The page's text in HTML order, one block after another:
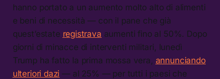
hanno portato a un aumento molto alto di alimenti
e beni di necessità — con il pane che già
quest’estate registrava aumenti fino al 50%. Dopo
giorni di minacce di interventi militari, lunedì
Trump ha fatto la prima mossa vera, annunciando
ulteriori dazi — al 25% — per tutti i paesi che